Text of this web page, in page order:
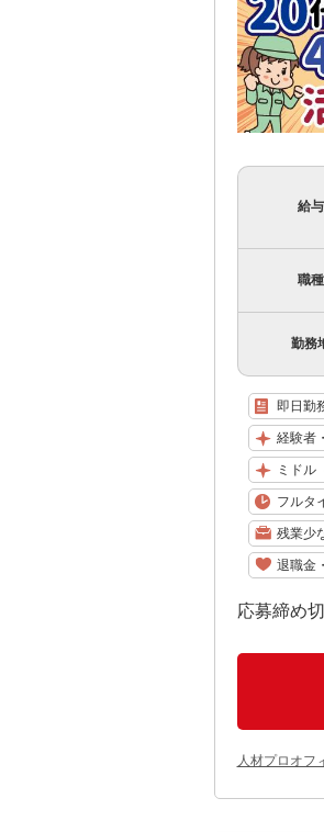
給与
職種
勤務
即日勤
経験者
ミドル
フルタ
残業少
退職金
応募締め
人材プロオフ